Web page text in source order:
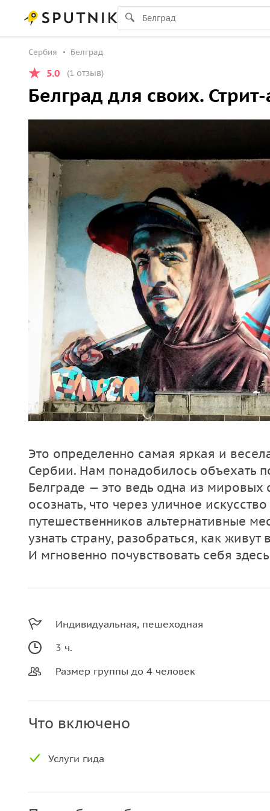
Сербия Белград
5.0 (1 отзыв)
Белград для своих.
Это определенно самая яркая и
Сербии. Нам понадобилось объехать
Белграде — это ведь одна из мировых
осознать, что через уличное
путешественников альтернативные
узнать страну, разобраться, как
И мгновенно почувствовать себя
Индивидуальная, пешеходная
3 ч.
Размер группы до 4 человек
Что включено
Услуги гида